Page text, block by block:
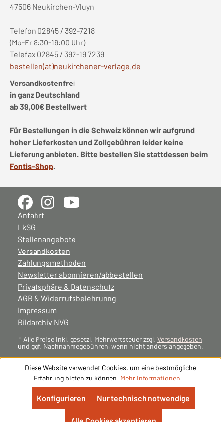
47506 Neukirchen-Vluyn
Telefon 02845 / 392-7218
(Mo-Fr 8:30-16:00 Uhr)
Telefax 02845 / 392-19 7239
bestellen(at)neukirchener-verlage.de
Versandkostenfrei
in ganz Deutschland
ab 39,00€ Bestellwert
Für Bestellungen in die Schweiz können wir aufgrund
hoher Lieferkosten und Zollgebühren leider keine
Lieferung anbieten. Bitte bestellen Sie stattdessen beim
Fontis-Shop.
Anfahrt
LkSG
Stellenangebote
Versandkosten
Zahlungsmethoden
Newsletter abonnieren/abbestellen
Privatsphäre & Datenschutz
AGB & Widerrufsbelehrunng
Impressum
Bildarchiv NVG
* Alle Preise inkl. gesetzl. Mehrwertsteuer zzgl. Versandkosten
und ggf. Nachnahmegebühren, wenn nicht anders angegeben.
Diese Website verwendet Cookies, um eine bestmögliche
Erfahrung bieten zu können. Mehr Informationen ...
Nur technisch notwendige
Konfigurieren